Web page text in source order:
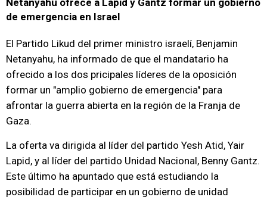
Netanyahu ofrece a Lapid y Gantz formar un gobierno
de emergencia en Israel
El Partido Likud del primer ministro israelí, Benjamin
Netanyahu, ha informado de que el mandatario ha
ofrecido a los dos pricipales líderes de la oposición
formar un "amplio gobierno de emergencia" para
afrontar la guerra abierta en la región de la Franja de
Gaza.
La oferta va dirigida al líder del partido Yesh Atid, Yair
Lapid, y al líder del partido Unidad Nacional, Benny Gantz.
Este último ha apuntado que está estudiando la
posibilidad de participar en un gobierno de unidad